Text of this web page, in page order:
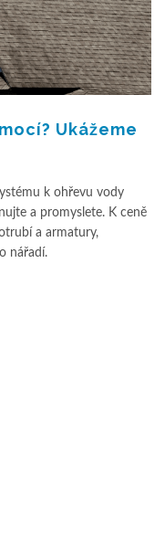
Ukážeme
k ohřevu vody
a promyslete. K ceně
a armatury,
nářadí.